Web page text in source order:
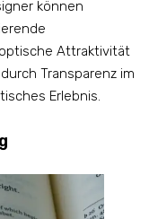
können
Attraktivität
Transparenz im
Erlebnis.